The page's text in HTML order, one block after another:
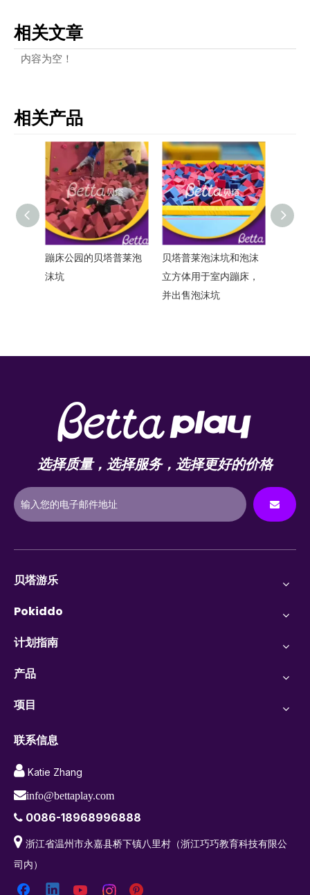
相关文章
内容为空！
相关产品
蹦床公园的贝塔普莱泡
沫坑
贝塔普莱泡沫坑和泡沫
立方体用于室内蹦床，
并出售泡沫坑
选择质量，选择服务，选择更好的价格
贝塔游乐
Pokiddo
计划指南
产品
项目
联系信息
 Katie Zhang
info@bettaplay.com
 0086-18968996888
 浙江省温州市永嘉县桥下镇八里村（浙江巧巧教育科技有限公
司内）